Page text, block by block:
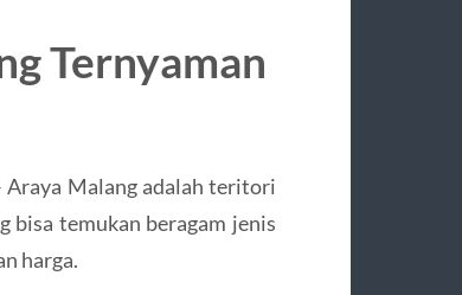
Ternyaman
Araya Malang adalah teritori
bisa temukan beragam jenis
harga.